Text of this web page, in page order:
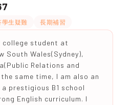
生疑難 長期補習
college student at
South Wales(Sydney),
Relations and
same time, I am also an
prestigious B1 school
English curriculum. I